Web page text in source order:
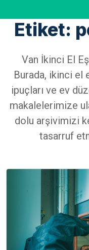
Etiket:
Van İkinci El
Burada, ikinci el
ipuçları ve ev
makalelerimize
dolu arşivimizi
tasarruf